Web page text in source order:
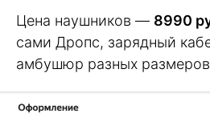
Цена наушников — 8990
сами Дропс, зарядный
амбушюр разных